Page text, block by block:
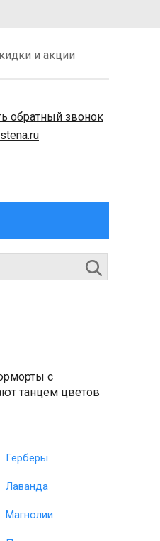
и акции
обратный звонок
с
танцем цветов
Герберы
Лаванда
Магнолии